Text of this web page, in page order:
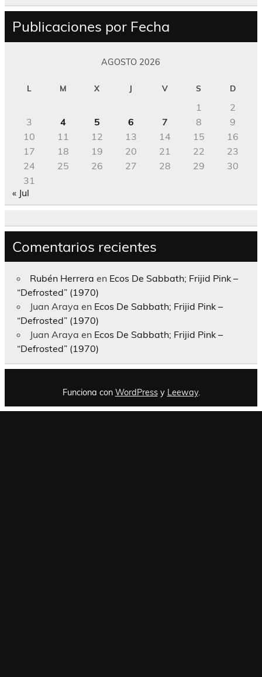
Publicaciones por Fecha
AGOSTO 2026
L M X J V S D
1
2
3
4 5 6 7 8
9
10
11 12 13 14 15
16
17
18 19 20 21 22
23
24
25 26 27 28 29
30
31
« Jul
Comentarios recientes
Rubén Herrera en Ecos De Sabbath; Frijid Pink –
“Defrosted” (1970)
Juan Araya en Ecos De Sabbath; Frijid Pink –
“Defrosted” (1970)
Juan Araya en Ecos De Sabbath; Frijid Pink –
“Defrosted” (1970)
Funciona con WordPressy Leeway.